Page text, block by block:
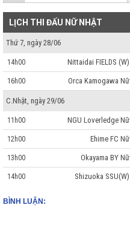
LỊCH THI ĐẤU NỮ NHẬT
Thứ 7, ngày 28/06
14h00 Nittaidai FIELDS (W)
16h00 Orca Kamogawa Nữ
C.Nhật, ngày 29/06
11h00 NGU Loverledge Nữ
12h00 Ehime FC Nữ
13h00 Okayama BY Nữ
14h00 Shizuoka SSU(W)
BÌNH LUẬN: